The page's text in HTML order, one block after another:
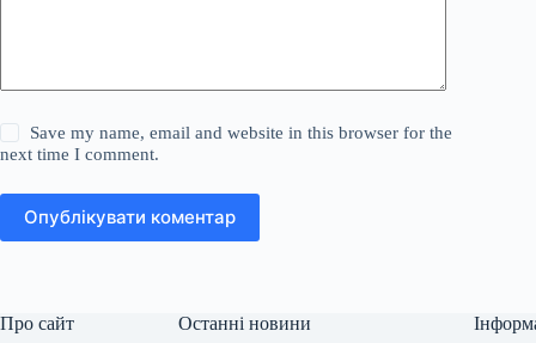
Save my name, email and website in this browser for the
next time I comment.
Опублікувати коментар
Про сайт Останні новини